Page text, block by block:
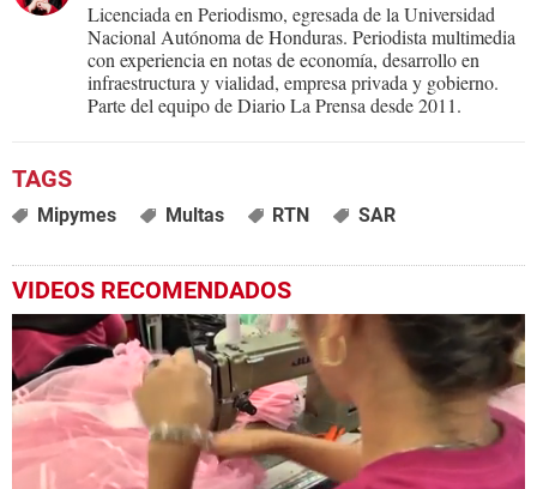
Licenciada en Periodismo, egresada de la Universidad
Nacional Autónoma de Honduras. Periodista multimedia
con experiencia en notas de economía, desarrollo en
infraestructura y vialidad, empresa privada y gobierno.
Parte del equipo de Diario La Prensa desde 2011.
Mipymes Multas RTN SAR
VIDEOS RECOMENDADOS